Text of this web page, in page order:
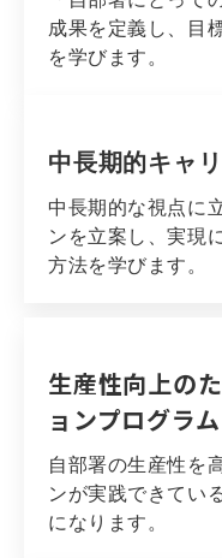
成果を定義し、目
を学びます。
中長期的キャ
中長期的な視点に
ンを立案し、実現
方法を学びます。
生産性向上の
ョンプログラム
自部署の生産性を
ンが実践できてい
になります。